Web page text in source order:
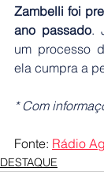
Zambelli foi
ano passado.
um processo
ela cumpra a
* Com
Fonte: Rádio
DESTAQUE